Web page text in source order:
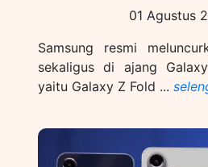
01 Agustus
Samsung resmi
sekaligus di ajang
yaitu Galaxy Z Fold ...